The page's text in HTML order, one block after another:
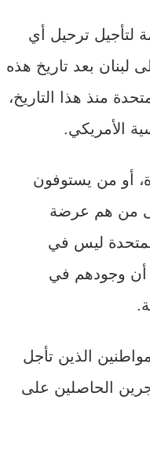
لتأجيل ترحيل أي
لبنان بعد تاريخ هذه
المتحدة منذ هذا التاريخ،
الأمريكي.
أو من يستوفون
من هم عرضة
ليس في
أن وجودهم في
الذين تأجل
الحاصلين على